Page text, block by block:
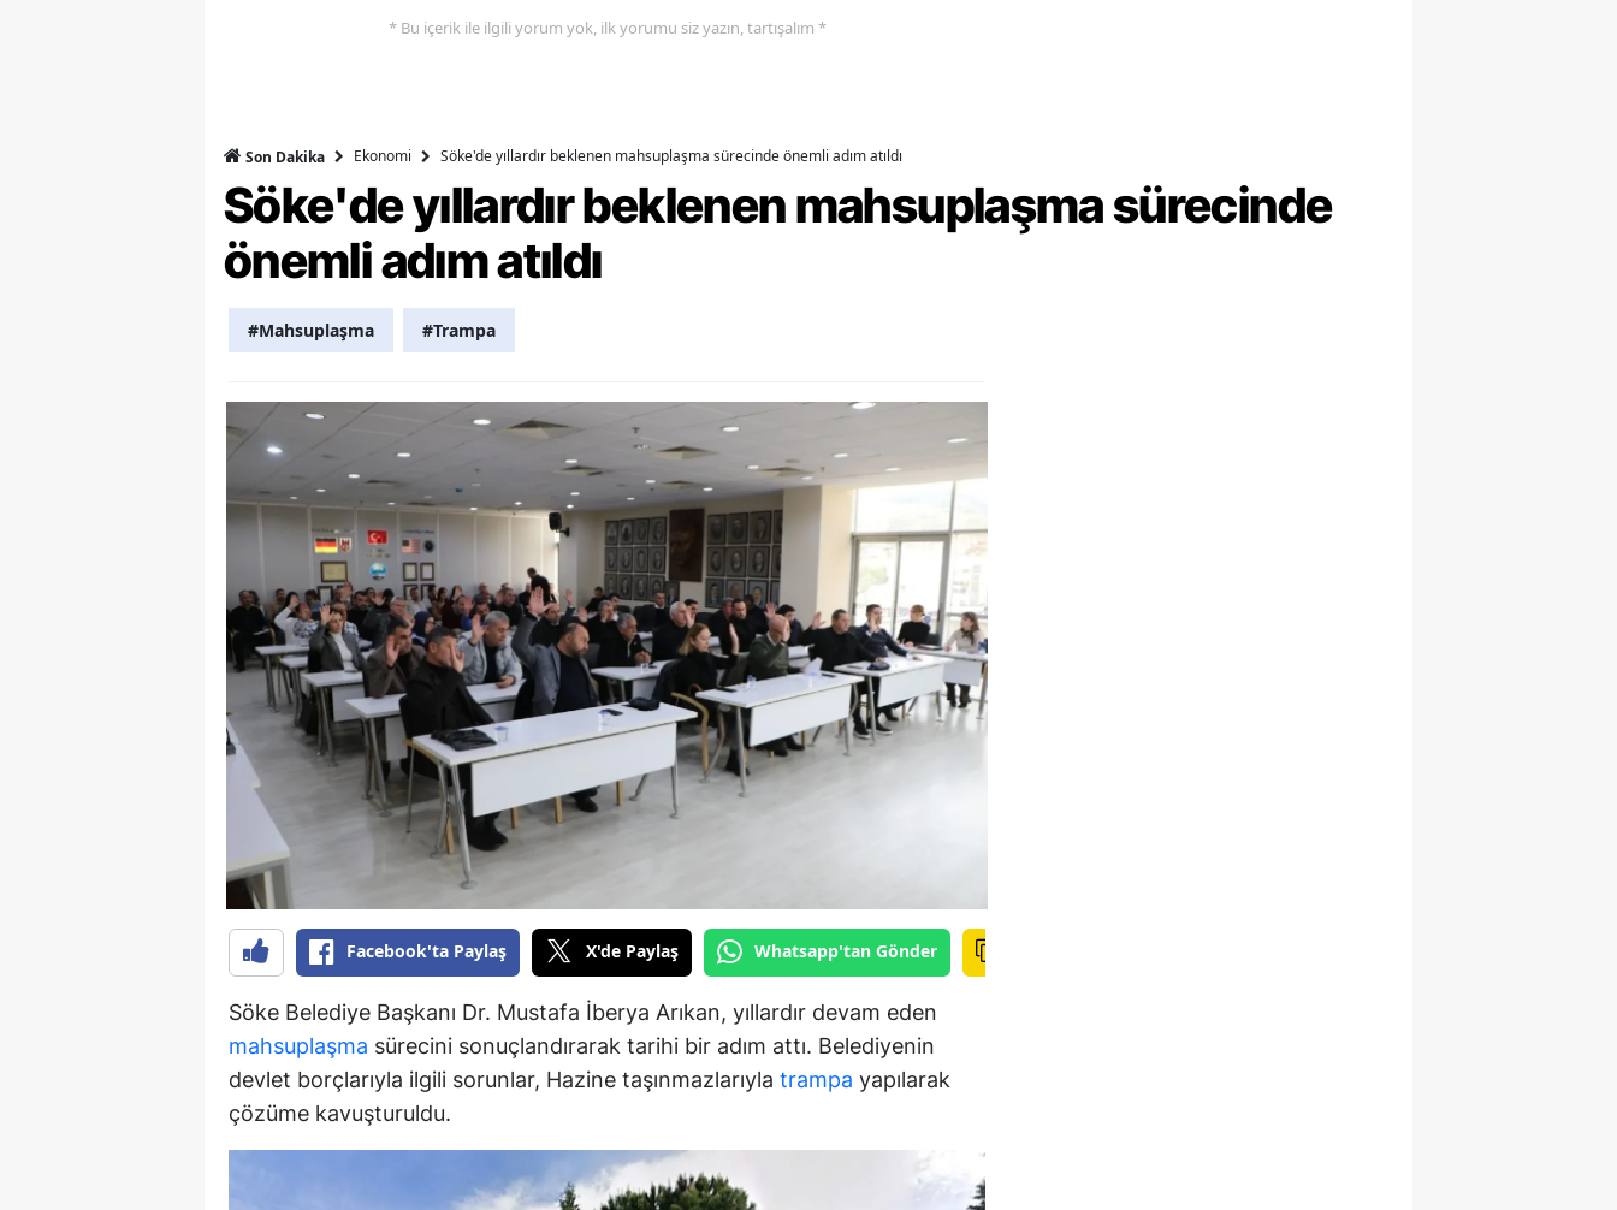
Şanlıurfa
Zonguldak
Aksaray
Kırıkkale
Batman
Şırnak
Bartın
Ardahan
Iğdır
Yalova
Kilis
Düzce
* Bu içerik ile ilgili yorum yok, ilk yorumu siz yazın, tartışalım *
Son Dakika Ekonomi Söke'de yıllardır beklenen mahsuplaşma sürecinde önemli adım atıldı
Söke'de yıllardır beklenen mahsuplaşma sürecinde
önemli adım atıldı
#Mahsuplaşma #Trampa
Facebook'ta Paylaş X'de Paylaş Whatsapp'tan Gönder
Söke Belediye Başkanı Dr. Mustafa İberya Arıkan, yıllardır devam eden
mahsuplaşma sürecini sonuçlandırarak tarihi bir adım attı. Belediyenin
devlet borçlarıyla ilgili sorunlar, Hazine taşınmazlarıyla trampa yapılarak
çözüme kavuşturuldu.